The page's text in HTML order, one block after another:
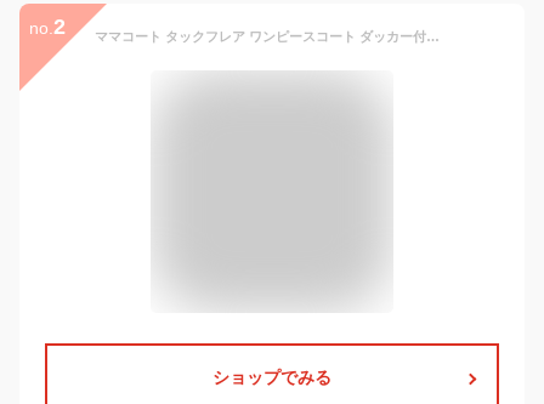
no. 2 ママコート タックフレア ワンピースコート ダッカー付き《マタニティウェア マタニティ 服 妊娠服 産前 産後 コートワンピース おでかけ 通勤 入学式 卒業式 入卒園 お宮参り 学校行事 結婚式 羽織り 衣替え 抱っこ 秋 冬 春》
ショップでみる